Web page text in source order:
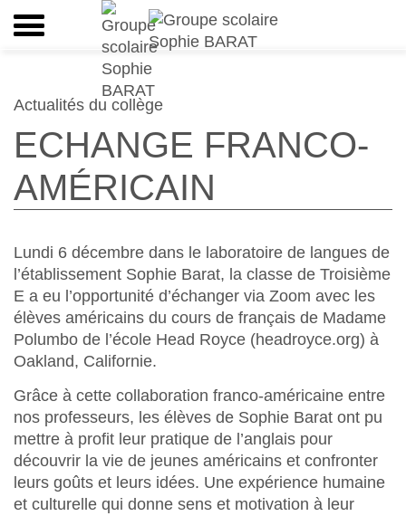
Actualités du collège
ECHANGE FRANCO-
AMÉRICAIN
Lundi 6 décembre dans le laboratoire de langues de
l’établissement Sophie Barat, la classe de Troisième
E a eu l’opportunité d’échanger via Zoom avec les
élèves américains du cours de français de Madame
Polumbo de l’école Head Royce (headroyce.org) à
Oakland, Californie.
Grâce à cette collaboration franco-américaine entre
nos professeurs, les élèves de Sophie Barat ont pu
mettre à profit leur pratique de l’anglais pour
découvrir la vie de jeunes américains et confronter
leurs goûts et leurs idées. Une expérience humaine
et culturelle qui donne sens et motivation à leur